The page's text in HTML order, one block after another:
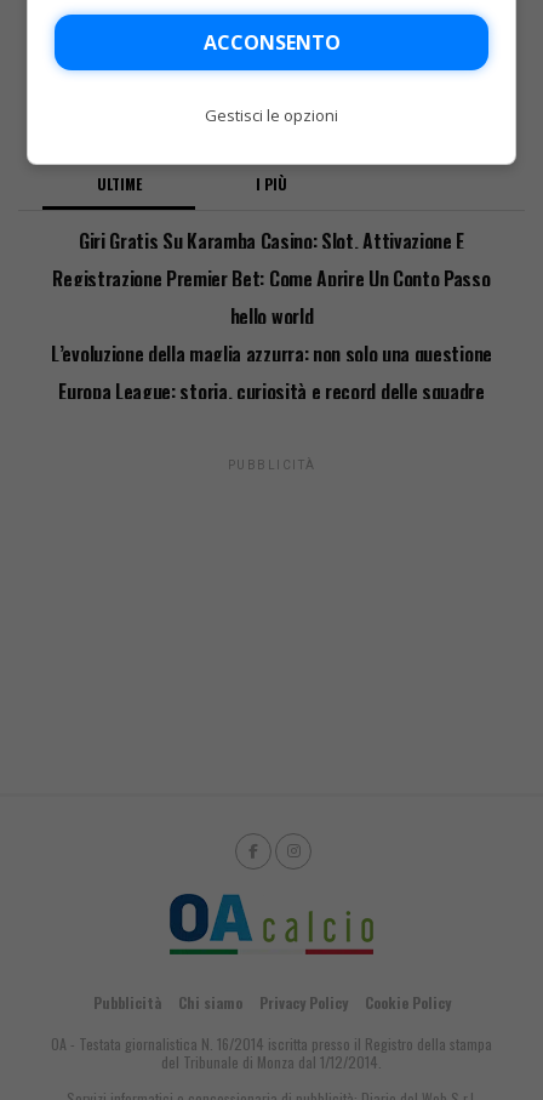
ULTIME I PIÙ
Giri Gratis Su Karamba Casino: Slot, Attivazione E
Requisiti
Registrazione Premier Bet: Come Aprire Un Conto Passo
Passo
hello world
L’evoluzione della maglia azzurra: non solo una questione
di stile
Europa League: storia, curiosità e record delle squadre
PUBBLICITÀ
Pubblicità Chi siamo Privacy Policy
Cookie Policy
OA - Testata giornalistica N. 16/2014 iscritta presso il Registro della stampa
del Tribunale di Monza dal 1/12/2014.
ACCONSENTO
Gestisci le opzioni